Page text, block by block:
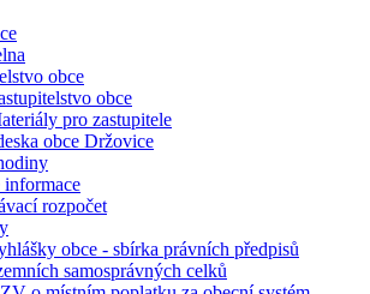
obce
obce
pro zastupitele
obce Držovice
informace
rozpočet
obce - sbírka právních předpisů
samosprávných celků